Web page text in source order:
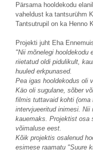
Pärsama hooldekodu
vaheldust ka tantsurühm
Tantsutrupil on ka Henno
Projekti juht Eha
"Nii mõnelegi hooldekodu
riietatud oldi pidulikult,
huuled erkpunased.
Pea igas hooldekodus oli
Käo oli sugulane, sõber
filmis tuttavaid kohti (oma
intervjueeritud inimesi.
kauemaks. Projektist osa
võimaluse eest.
Kõik projektis osalenud
esimese raamatu "Suure